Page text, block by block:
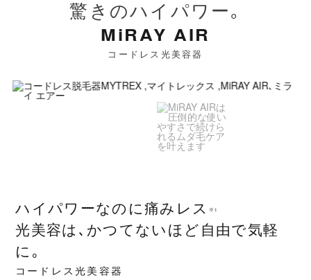
驚きのハイパワー｡
MiRAY AIR
コードレス光美容器
ハイパワーなのに痛みレス ※1
光美容は､かつてないほど自由で気軽
に｡
コードレス光美容器
リチウムイオン電池 7.4V 2600mAh
約30分間
素材
・本体 ×1 ・ACアダプター ×1
×1
販売価格 49,500円（税込）
発売日 2024年8月9日